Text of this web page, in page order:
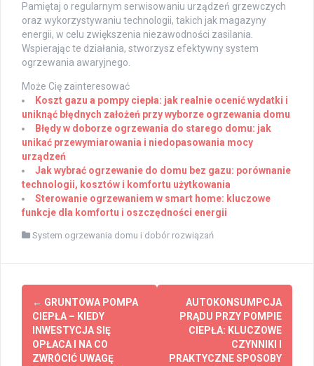
Pamiętaj o regularnym serwisowaniu urządzeń grzewczych
oraz wykorzystywaniu technologii, takich jak magazyny
energii, w celu zwiększenia niezawodności zasilania.
Wspierając te działania, stworzysz efektywny system
ogrzewania awaryjnego.
Może Cię zainteresować
Koszt gazu a pompy ciepła: jak realnie ocenić wydatki i
uniknąć błędnych założeń przy wyborze ogrzewania domu
Błędy w doborze ogrzewania do starego domu: jak
unikać przewymiarowania i niedopasowania mocy
urządzeń
Jak wybrać ogrzewanie do domu bez gazu: porównanie
technologii, kosztów i komfortu użytkowania
Sterowanie ogrzewaniem w smart home: kluczowe
funkcje dla komfortu i oszczędności energii
System ogrzewania domu i dobór rozwiązań
Post
navigation
← GRUNTOWA POMPA
CIEPŁA – KIEDY
INWESTYCJA SIĘ
OPŁACA I NA CO
ZWRÓCIĆ UWAGĘ
AUTOKONSUMPCJA
PRĄDU PRZY POMPIE
CIEPŁA: KLUCZOWE
CZYNNIKI I
PRAKTYCZNE SPOSOBY